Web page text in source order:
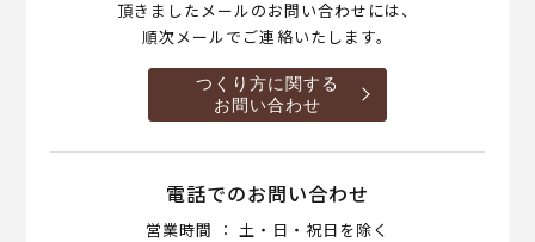
頂きましたメールのお問い合わせには、
順次メールでご連絡いたします。
つくり方に関する
お問い合わせ
電話でのお問い合わせ
営業時間 ： 土・日・祝日を除く